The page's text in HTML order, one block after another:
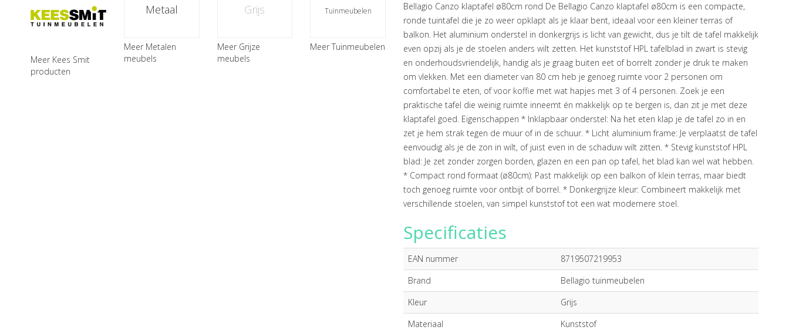
Meer Kees Smit
producten
Metaal
Meer Metalen
meubels
Grijs
Meer Grijze
meubels
Tuinmeubelen
Meer Tuinmeubelen
Bellagio Canzo klaptafel ø80cm rond De Bellagio Canzo klaptafel ø80cm is een compacte,
ronde tuintafel die je zo weer opklapt als je klaar bent, ideaal voor een kleiner terras of
balkon. Het aluminium onderstel in donkergrijs is licht van gewicht, dus je tilt de tafel makkelijk
even opzij als je de stoelen anders wilt zetten. Het kunststof HPL tafelblad in zwart is stevig
en onderhoudsvriendelijk, handig als je graag buiten eet of borrelt zonder je druk te maken
om vlekken. Met een diameter van 80 cm heb je genoeg ruimte voor 2 personen om
comfortabel te eten, of voor koffie met wat hapjes met 3 of 4 personen. Zoek je een
praktische tafel die weinig ruimte inneemt én makkelijk op te bergen is, dan zit je met deze
klaptafel goed. Eigenschappen * Inklapbaar onderstel: Na het eten klap je de tafel zo in en
zet je hem strak tegen de muur of in de schuur. * Licht aluminium frame: Je verplaatst de tafel
eenvoudig als je de zon in wilt, of juist even in de schaduw wilt zitten. * Stevig kunststof HPL
blad: Je zet zonder zorgen borden, glazen en een pan op tafel, het blad kan wel wat hebben.
* Compact rond formaat (ø80cm): Past makkelijk op een balkon of klein terras, maar biedt
toch genoeg ruimte voor ontbijt of borrel. * Donkergrijze kleur: Combineert makkelijk met
verschillende stoelen, van simpel kunststof tot een wat modernere stoel.
Specificaties
EAN nummer
8719507219953
Brand
Bellagio tuinmeubelen
Kleur
Grijs
Materiaal
Kunststof